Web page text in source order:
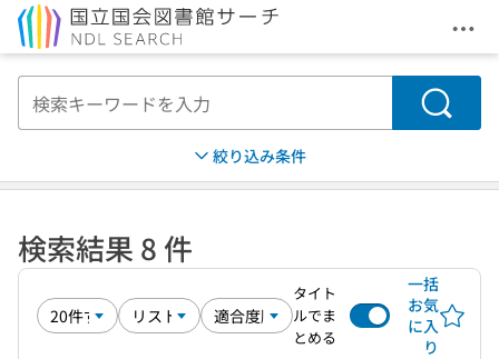
メ
検索
絞り込み条件
検索結果 8 件
タイト
ルでま
とめる
一括
お気
に入
り